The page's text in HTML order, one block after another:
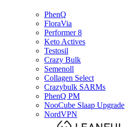
PhenQ
FloraVia
Performer 8
Keto Actives
Testosil
Crazy Bulk
Semenoll
Collagen Select
Crazybulk SARMs
PhenQ PM
NooCube Slaap Upgrade
NordVPN